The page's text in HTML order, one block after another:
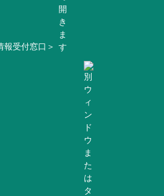
報受付窓口＞